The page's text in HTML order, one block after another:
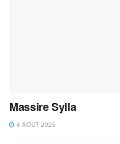
Massire Sylla
4 AOÛT 2026